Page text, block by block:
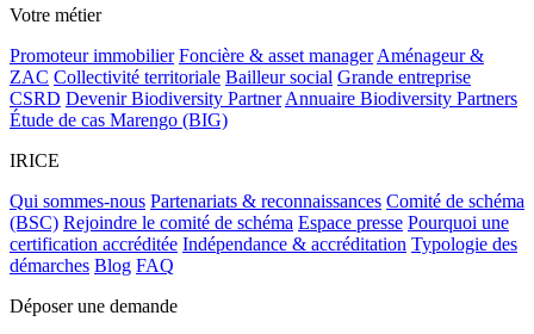
Votre métier
Promoteur immobilier Foncière & asset manager Aménageur &
ZAC Collectivité territoriale Bailleur social Grande entreprise
CSRD Devenir Biodiversity Partner Annuaire Biodiversity Partners
Étude de cas Marengo (BIG)
IRICE
Qui sommes-nous Partenariats & reconnaissances Comité de schéma
(BSC) Rejoindre le comité de schéma Espace presse Pourquoi une
certification accréditée Indépendance & accréditation Typologie des
démarches Blog FAQ
Déposer une demande